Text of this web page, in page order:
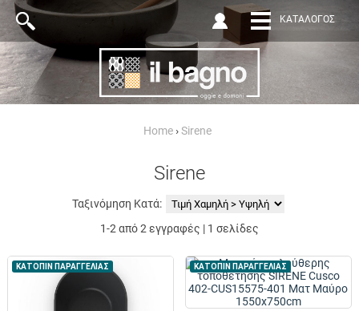
ΚΑΤΆΛΟΓΟΣ
Home ›Sirene
Sirene
Ταξινόμηση Κατά:
1-2 από 2 εγγραφές | 1 σελίδες
ΚΑΤΟΠΙΝ ΠΑΡΑΓΓΕΛΙΑΣ ΚΑΤΟΠΙΝ ΠΑΡΑΓΓΕΛΙΑΣ